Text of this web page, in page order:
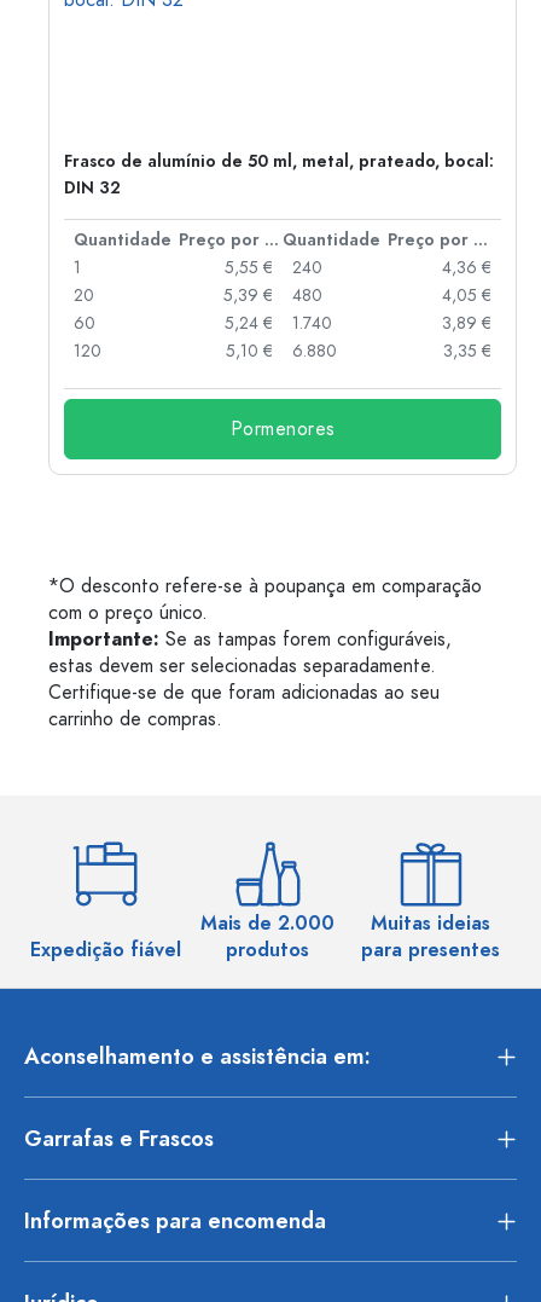
Frasco de alumínio de 50 ml, metal, prateado, bocal:
DIN 32
Quantidade Preço por peça Quantidade
Preço por peça
1
5,55 €
20
5,39 €
60
5,24 €
120
5,10 €
240
4,36 €
480
4,05 €
1.740
3,89 €
6.880
3,35 €
Pormenores
*O desconto refere-se à poupança em comparação
com o preço único.
Importante: Se as tampas forem configuráveis,
estas devem ser selecionadas separadamente.
Certifique-se de que foram adicionadas ao seu
carrinho de compras.
Expedição fiável
Mais de 2.000
produtos
Muitas ideias
para presentes
Aconselhamento e assistência em:
Garrafas e Frascos
Informações para encomenda